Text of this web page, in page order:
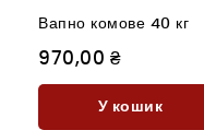
Вапно комове 40 кг
970,00 ₴
У кошик